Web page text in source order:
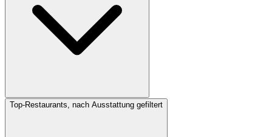
Top-Restaurants, nach Ausstattung gefiltert